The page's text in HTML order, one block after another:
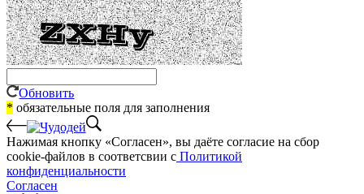
Обновить
* обязательные поля для заполнения
Нажимая кнопку «Согласен», вы даёте cогласие на сбор
cookie-файлов в соответсвии с Политикой
конфиденциальности
Согласен